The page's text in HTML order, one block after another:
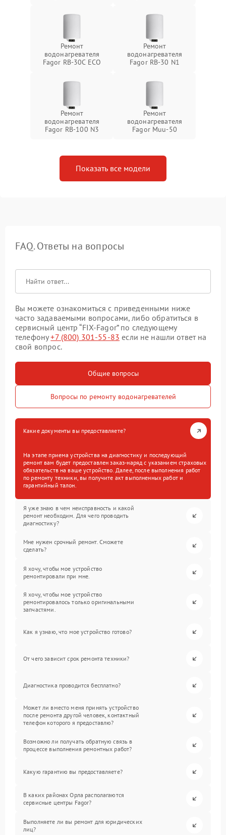
Ремонт
водонагревателя
Fagor RB-30C ECO
Ремонт
водонагревателя
Fagor RB-30 N1
Ремонт
водонагревателя
Fagor RB-100 N3
Ремонт
водонагревателя
Fagor Muu-50
Показать все модели
FAQ. Ответы на вопросы
Вы можете ознакомиться с приведенными ниже
часто задаваемыми вопросами, либо обратиться в
сервисный центр “FIX-Fagor” по следующему
телефону+7 (800) 301-55-83 если не нашли ответ на
свой вопрос.
Общие вопросы
Вопросы по ремонту водонагревателей
Какие документы вы предоставляете?
На этапе приема устройства на диагностику и последующий
ремонт вам будет предоставлен заказ-наряд с указанием страховых
обязательств на ваше устройство. Далее, после выполнения работ
по ремонту техники, вы получите акт выполненных работ и
гарантийный талон.
Я уже знаю в чем неисправность и какой
ремонт необходим. Для чего проводить
диагностику?
Мне нужен срочный ремонт. Сможете
сделать?
Я хочу, чтобы мое устройство
ремонтировали при мне.
Я хочу, чтобы мое устройство
ремонтировалось только оригинальными
запчастями.
Как я узнаю, что мое устройство готово?
От чего зависит срок ремонта техники?
Диагностика проводится бесплатно?
Может ли вместо меня принять устройство
после ремонта другой человек, контактный
телефон которого я предоставлю?
Возможно ли получать обратную связь в
процессе выполнения ремонтных работ?
Какую гарантию вы предоставляете?
В каких районах Орла располагаются
сервисные центры Fagor?
Выполняете ли вы ремонт для юридических
лиц?